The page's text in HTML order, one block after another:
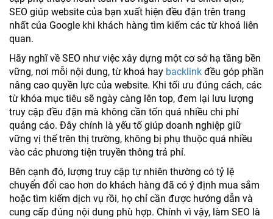
SEO giúp website của bạn xuất hiện đều đặn trên trang
nhất của Google khi khách hàng tìm kiếm các từ khoá liên
quan.
Hãy nghĩ về SEO như việc xây dựng một cơ sở hạ tầng bền
vững, nơi mỗi nội dung, từ khoá hay backlink đều góp phần
nâng cao quyền lực của website. Khi tối ưu đúng cách, các
từ khóa mục tiêu sẽ ngày càng lên top, đem lại lưu lượng
truy cập đều đặn mà không cần tốn quá nhiều chi phí
quảng cáo. Đây chính là yếu tố giúp doanh nghiệp giữ
vững vị thế trên thị trường, không bị phụ thuộc quá nhiều
vào các phương tiện truyền thông trả phí.
Bên cạnh đó, lượng truy cập tự nhiên thường có tỷ lệ
chuyển đổi cao hơn do khách hàng đã có ý định mua sắm
hoặc tìm kiếm dịch vụ rồi, họ chỉ cần được hướng dẫn và
cung cấp đúng nội dung phù hợp. Chính vì vậy, làm SEO là